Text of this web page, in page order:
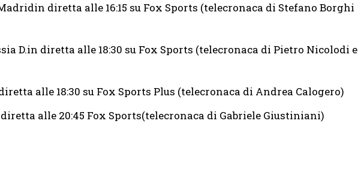
diretta alle 16:15 su Fox Sports (telecronaca di Stefano Borghi
D.in diretta alle 18:30 su Fox Sports (telecronaca di Pietro Nicolodi e
alle 18:30 su Fox Sports Plus (telecronaca di Andrea Calogero)
alle 20:45 Fox Sports(telecronaca di Gabriele Giustiniani)